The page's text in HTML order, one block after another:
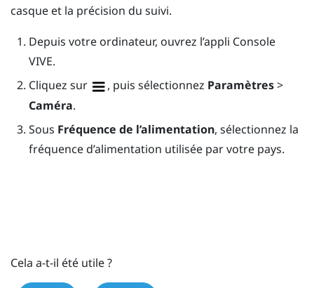
casque et la précision du suivi.
Depuis votre ordinateur, ouvrez l’appli Console
VIVE.
Cliquez sur
, puis sélectionnez Paramètres>
Caméra.
Sous Fréquence de l’alimentation, sélectionnez la
fréquence d’alimentation utilisée par votre pays.
Cela a-t-il été utile ?